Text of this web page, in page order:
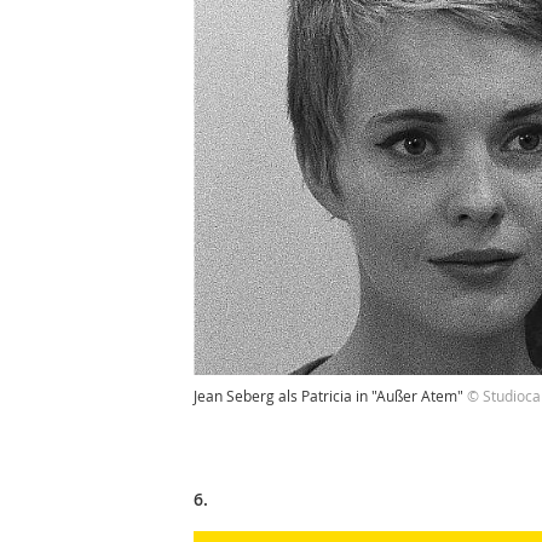
Jean Seberg als Patricia in "Außer Atem" ©
6.